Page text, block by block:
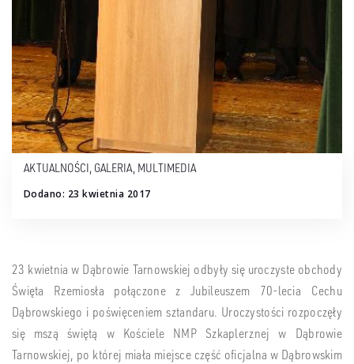
AKTUALNOŚCI, GALERIA, MULTIMEDIA
Dodano: 23 kwietnia 2017
23 kwietnia w Dąbrowie Tarnowskiej odbyły się uroczyste obchody
Święta Rzemiosła połączone z Jubileuszem 70-lecia Cechu
Dąbrowskiego i poświęceniem sztandaru. Uroczystości rozpoczęły
się mszą świętą w Kościele NMP Szkaplerznej w Dąbrowie
Tarnowskiej, po której miała miejsce część oficjalna w Dąbrowskim